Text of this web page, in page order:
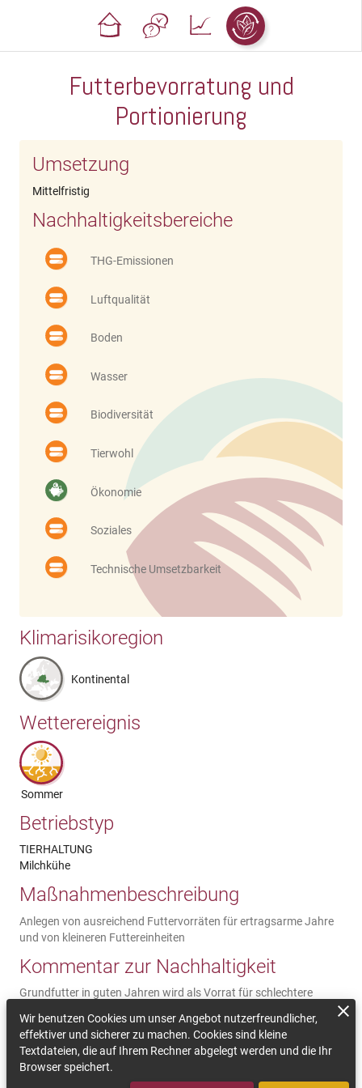
Futterbevorratung und
Portionierung
Umsetzung
Mittelfristig
Nachhaltigkeitsbereiche
THG-Emissionen
Luftqualität
Boden
Wasser
Biodiversität
Tierwohl
Ökonomie
Soziales
Technische Umsetzbarkeit
Klimarisikoregion
Kontinental
Wetterereignis
Sommer
Betriebstyp
TIERHALTUNG
Milchkühe
Maßnahmenbeschreibung
Anlegen von ausreichend Futtervorräten für ertragsarme Jahre
und von kleineren Futtereinheiten
Kommentar zur Nachhaltigkeit
Grundfutter in guten Jahren wird als Vorrat für schlechtere
Futterreserven vorzuhalten. Investitionen in zusätzliche Lager
zahlen sich in schlechten Jahren mit hohen Futterpreisen und
geringer Verfügbarkeit aus. Kleinere Silageportionen/Heu
überbrücken Notzeiten im Sommer bis zum nächsten Aufwuchs,
Wir benutzen Cookies um unser Angebot nutzerfreundlicher,
effektiver und sicherer zu machen. Cookies sind kleine
Textdateien, die auf Ihrem Rechner abgelegt werden und die Ihr
Browser speichert.